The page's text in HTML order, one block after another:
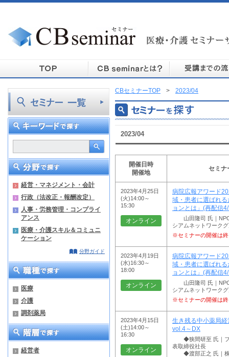
経営・マネジメント・会計
行政（法改正・報酬改定）
人事・労務管理・コンプライ
アンス
医療・介護スキル＆コミュニ
ケーション
分野ガイド
医療
介護
調剤薬局
経営者
CBセミナーTOP > 2023/04
2023/04
開催日時
開催地
セミナ
2023年4月25日
(火)14:00～
15:30
オンライン
病院広報アワード
域・患者に選ばれ
ョンとは」(再配信
山田隆司 氏｜NPO
シアムネットワーク
※セミナーの開催は
2023年4月19日
(水)16:30～
18:00
オンライン
病院広報アワード
域・患者に選ばれ
ョンとは」(再配信
山田隆司 氏｜NPO
シアムネットワーク
※セミナーの開催は
2023年4月15日
(土)14:00～
16:30
オンライン
生き残る中小薬局経
vol.4～DX
◆狭間研至 氏｜フ
表取締役社長
◆渡部正之 氏｜株